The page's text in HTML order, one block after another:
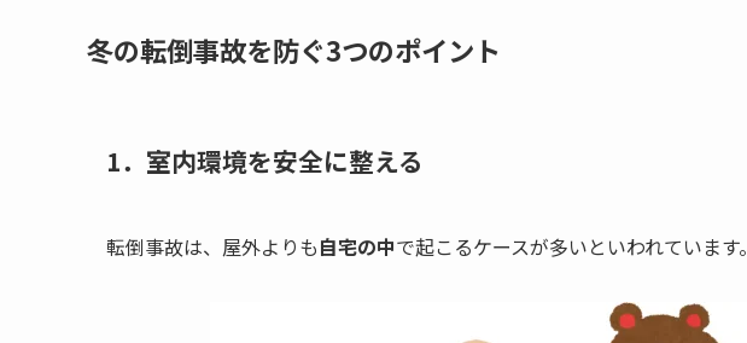
冬の転倒事故を防ぐ3つのポイント
1．室内環境を安全に整える
転倒事故は、屋外よりも自宅の中で起こるケースが多いといわれています。